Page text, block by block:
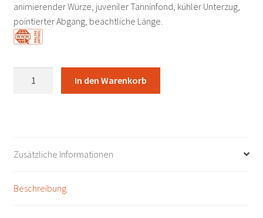
animierender Würze, juveniler Tanninfond, kühler Unterzug,
pointierter Abgang, beachtliche Länge.
-
Menge
In den Warenkorb
Zusätzliche Informationen
Beschreibung